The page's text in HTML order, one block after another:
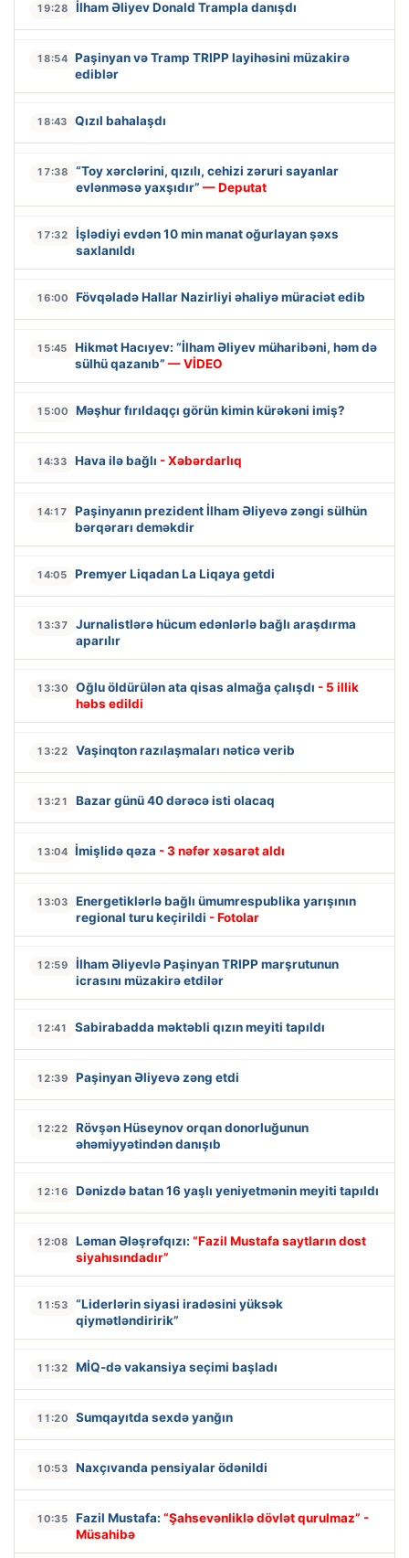
19:28 İlham Əliyev Donald Trampla danışdı
18:54 Paşinyan və Tramp TRIPP layihəsini müzakirə
ediblər
18:43 Qızıl bahalaşdı
17:38
“Toy xərclərini, qızılı, cehizi zəruri sayanlar
evlənməsə yaxşıdır” — Deputat
17:32
İşlədiyi evdən 10 min manat oğurlayan şəxs
saxlanıldı
16:00 Fövqəladə Hallar Nazirliyi əhaliyə müraciət edib
15:45
Hikmət Hacıyev: “İlham Əliyev müharibəni, həm də
sülhü qazanıb” — VİDEO
15:00 Məşhur fırıldaqçı görün kimin kürəkəni imiş?
14:33 Hava ilə bağlı - Xəbərdarlıq
14:17
Paşinyanın prezident İlham Əliyevə zəngi sülhün
bərqərarı deməkdir
14:05 Premyer Liqadan La Liqaya getdi
13:37
Jurnalistlərə hücum edənlərlə bağlı araşdırma
aparılır
13:30 Oğlu öldürülən ata qisas almağa çalışdı - 5 illik
həbs edildi
13:22 Vaşinqton razılaşmaları nəticə verib
13:21 Bazar günü 40 dərəcə isti olacaq
13:04 İmişlidə qəza - 3 nəfər xəsarət aldı
13:03
Energetiklərlə bağlı ümumrespublika yarışının
regional turu keçirildi - Fotolar
12:59
İlham Əliyevlə Paşinyan TRIPP marşrutunun
icrasını müzakirə etdilər
12:41 Sabirabadda məktəbli qızın meyiti tapıldı
12:39 Paşinyan Əliyevə zəng etdi
12:22
Rövşən Hüseynov orqan donorluğunun
əhəmiyyətindən danışıb
12:16 Dənizdə batan 16 yaşlı yeniyetmənin meyiti tapıldı
12:08 Ləman Ələşrəfqızı: “Fazil Mustafa saytların dost
siyahısındadır”
11:53
“Liderlərin siyasi iradəsini yüksək
qiymətləndiririk”
11:32 MİQ-də vakansiya seçimi başladı
11:20 Sumqayıtda sexdə yanğın
10:53 Naxçıvanda pensiyalar ödənildi
10:35 Fazil Mustafa: “Şahsevənliklə dövlət qurulmaz” -
Müsahibə